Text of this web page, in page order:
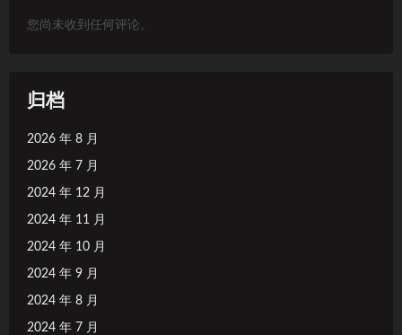
您尚未收到任何评论。
归档
2026 年 8 月
2026 年 7 月
2024 年 12 月
2024 年 11 月
2024 年 10 月
2024 年 9 月
2024 年 8 月
2024 年 7 月